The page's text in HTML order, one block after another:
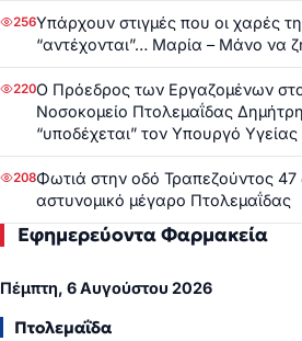
256Υπάρχουν στιγμές που οι χαρές
“αντέχονται”… Μαρία – Μάνο να
220Ο Πρόεδρος των Εργαζομένων
Νοσοκομείο Πτολεμαΐδας
“υποδέχεται” τον Υπουργό
208Φωτιά στην οδό Τραπεζούντος 47
αστυνομικό μέγαρο Πτολεμαΐδας
Εφημερεύοντα Φαρμακεία
Πέμπτη, 6 Αυγούστου 2026
Πτολεμαΐδα